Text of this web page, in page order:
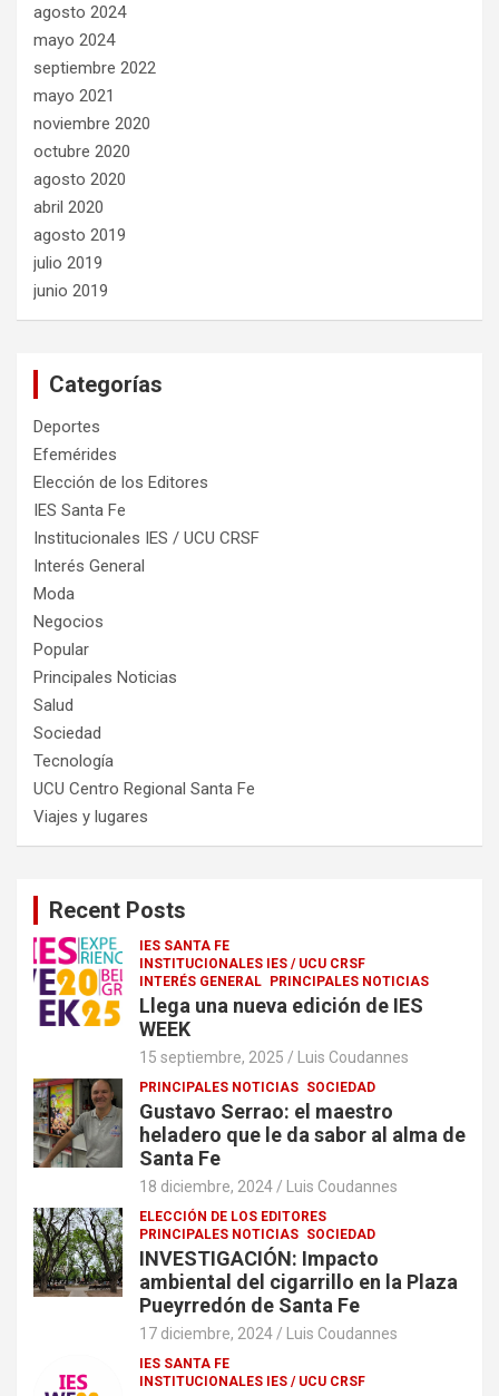
agosto 2024
mayo 2024
septiembre 2022
mayo 2021
noviembre 2020
octubre 2020
agosto 2020
abril 2020
agosto 2019
julio 2019
junio 2019
Categorías
Deportes
Efemérides
Elección de los Editores
IES Santa Fe
Institucionales IES / UCU CRSF
Interés General
Moda
Negocios
Popular
Principales Noticias
Salud
Sociedad
Tecnología
UCU Centro Regional Santa Fe
Viajes y lugares
Recent Posts
IES SANTA FE
INSTITUCIONALES IES / UCU CRSF
INTERÉS GENERAL
PRINCIPALES NOTICIAS
Llega una nueva edición de IES
WEEK
15 septiembre, 2025 Luis Coudannes
PRINCIPALES NOTICIAS SOCIEDAD
Gustavo Serrao: el maestro
heladero que le da sabor al alma de
Santa Fe
18 diciembre, 2024 Luis Coudannes
ELECCIÓN DE LOS EDITORES
PRINCIPALES NOTICIAS SOCIEDAD
INVESTIGACIÓN: Impacto
ambiental del cigarrillo en la Plaza
Pueyrredón de Santa Fe
17 diciembre, 2024 Luis Coudannes
IES SANTA FE
INSTITUCIONALES IES / UCU CRSF